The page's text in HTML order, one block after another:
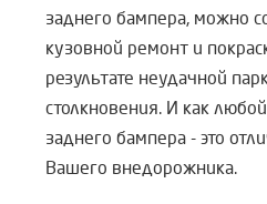
заднего бампера, можно
кузовной ремонт и
результате неудачной
столкновения. И как
заднего бампера - это
Вашего внедорожника.